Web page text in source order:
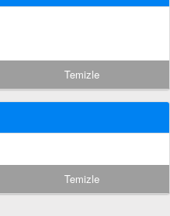
Temizle
Temizle